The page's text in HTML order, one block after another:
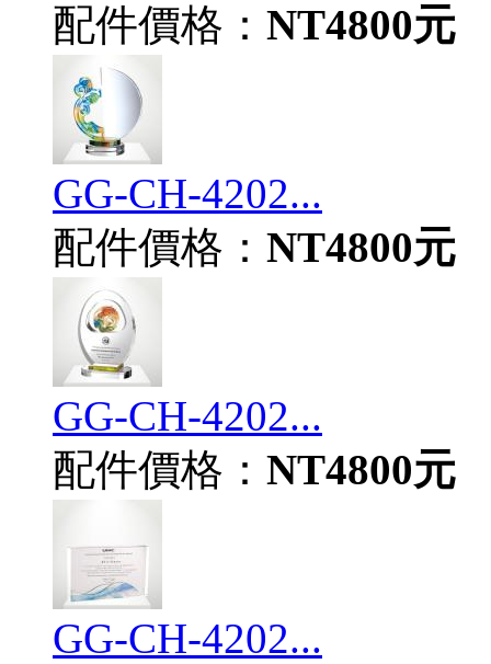
配件價格： NT4800元
GG-CH-4202...
配件價格： NT4800元
GG-CH-4202...
配件價格： NT4800元
GG-CH-4202...